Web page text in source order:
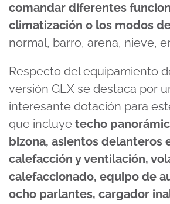
comandar diferentes
climatización o los modos
normal, barro, arena, nieve,
Respecto del equipamiento
versión GLX se destaca por
interesante dotación para
que incluye techo
bizona, asientos delanteros
calefacción y ventilación,
calefaccionado, equipo de
ocho parlantes, cargador